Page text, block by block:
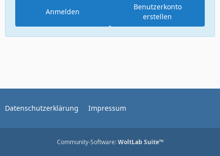
Benutzerkonto
erstellen
Anmelden
Datenschutzerklärung Impressum
Community-Software:WoltLab Suite™